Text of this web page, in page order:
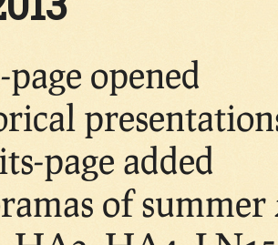
page opened
page added
of